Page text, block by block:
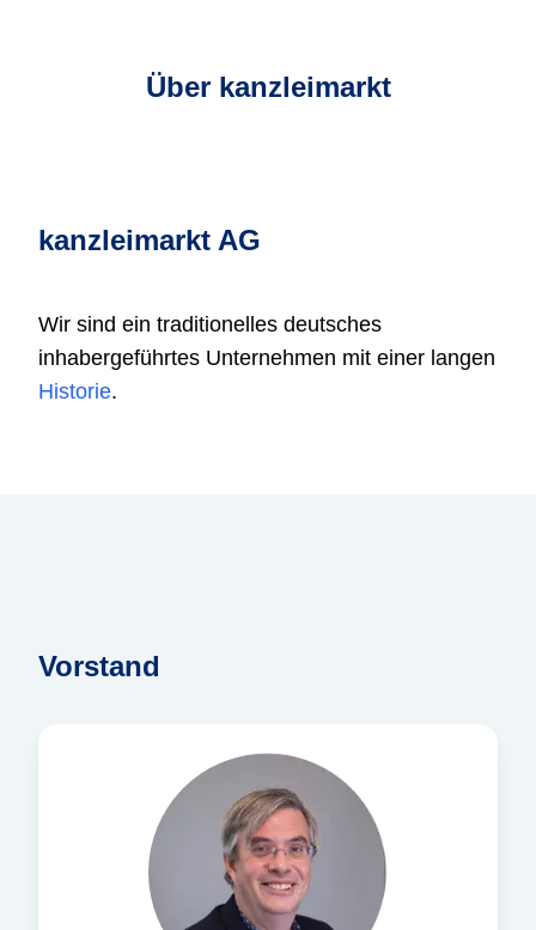
Über kanzleimarkt
kanzleimarkt AG
Wir sind ein traditionelles deutsches
inhabergeführtes Unternehmen mit einer langen
Historie.
Vorstand